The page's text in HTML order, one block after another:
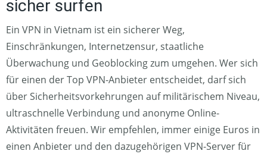
sicher surfen
Ein VPN in Vietnam ist ein sicherer Weg,
Einschränkungen, Internetzensur, staatliche
Überwachung und Geoblocking zum umgehen. Wer sich
für einen der Top VPN-Anbieter entscheidet, darf sich
über Sicherheitsvorkehrungen auf militärischem Niveau,
ultraschnelle Verbindung und anonyme Online-
Aktivitäten freuen. Wir empfehlen, immer einige Euros in
einen Anbieter und den dazugehörigen VPN-Server für